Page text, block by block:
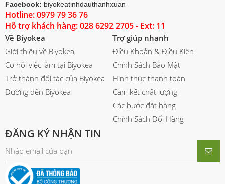
Facebook: biyokeatinhdauthanhxuan
Hotline: 0979 79 36 76
Hỗ trợ khách hàng: 028 6292 2705 - Ext: 11
Về Biyokea
Giới thiệu về Biyokea
Cơ hội việc làm tại Biyokea
Trở thành đối tác của Biyokea
Đường đến Biyokea
Trợ giúp nhanh
Điều Khoản & Điều Kiện
Chính Sách Bảo Mật
Hình thức thanh toán
Cam kết chất lượng
Các bước đặt hàng
Chính Sách Đổi Hàng
ĐĂNG KÝ NHẬN TIN